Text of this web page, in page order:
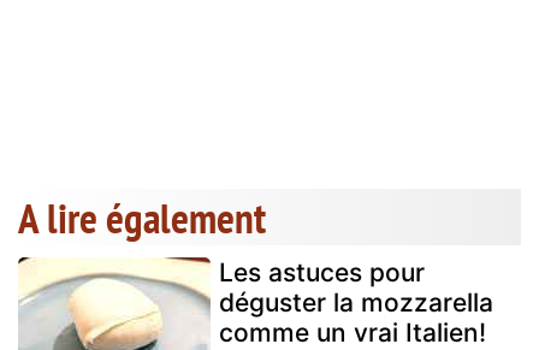
A lire également
Les astuces pour
déguster la mozzarella
comme un vrai Italien!